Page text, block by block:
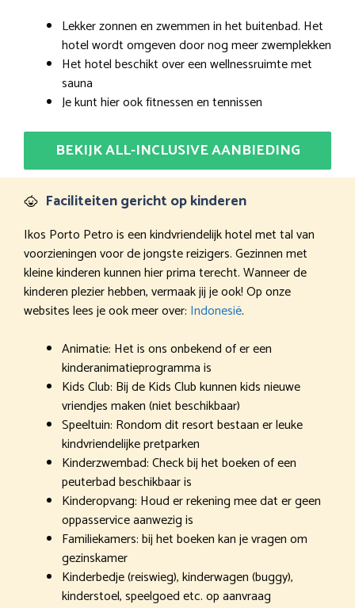
Lekker zonnen en zwemmen in het buitenbad. Het
hotel wordt omgeven door nog meer zwemplekken
Het hotel beschikt over een wellnessruimte met
sauna
Je kunt hier ook fitnessen en tennissen
BEKIJK ALL-INCLUSIVE AANBIEDING
Faciliteiten gericht op kinderen
Ikos Porto Petro is een kindvriendelijk hotel met tal van
voorzieningen voor de jongste reizigers. Gezinnen met
kleine kinderen kunnen hier prima terecht. Wanneer de
kinderen plezier hebben, vermaak jij je ook! Op onze
websites lees je ook meer over: Indonesië.
Animatie: Het is ons onbekend of er een
kinderanimatieprogramma is
Kids Club: Bij de Kids Club kunnen kids nieuwe
vriendjes maken (niet beschikbaar)
Speeltuin: Rondom dit resort bestaan er leuke
kindvriendelijke pretparken
Kinderzwembad: Check bij het boeken of een
peuterbad beschikbaar is
Kinderopvang: Houd er rekening mee dat er geen
oppasservice aanwezig is
Familiekamers: bij het boeken kan je vragen om
gezinskamer
Kinderbedje (reiswieg), kinderwagen (buggy),
kinderstoel, speelgoed etc. op aanvraag